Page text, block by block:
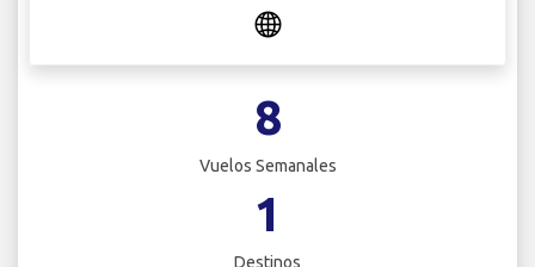
8
Vuelos Semanales
1
Destinos